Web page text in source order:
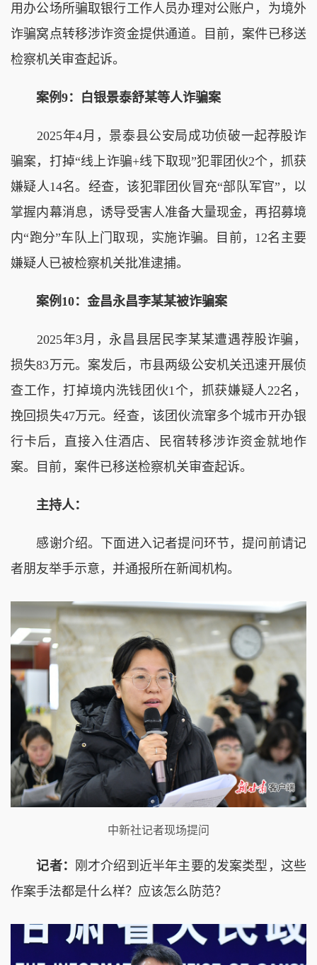
用办公场所骗取银行工作人员办理对公账户，为境外
诈骗窝点转移涉诈资金提供通道。目前，案件已移送
检察机关审查起诉。
案例9：白银景泰舒某等人诈骗案
2025年4月，景泰县公安局成功侦破一起荐股诈
骗案，打掉“线上诈骗+线下取现”犯罪团伙2个，抓获
嫌疑人14名。经查，该犯罪团伙冒充“部队军官”，以
掌握内幕消息，诱导受害人准备大量现金，再招募境
内“跑分”车队上门取现，实施诈骗。目前，12名主要
嫌疑人已被检察机关批准逮捕。
案例10：金昌永昌李某某被诈骗案
2025年3月，永昌县居民李某某遭遇荐股诈骗，
损失83万元。案发后，市县两级公安机关迅速开展侦
查工作，打掉境内洗钱团伙1个，抓获嫌疑人22名，
挽回损失47万元。经查，该团伙流窜多个城市开办银
行卡后，直接入住酒店、民宿转移涉诈资金就地作
案。目前，案件已移送检察机关审查起诉。
主持人：
感谢介绍。下面进入记者提问环节，提问前请记
者朋友举手示意，并通报所在新闻机构。
中新社记者现场提问
记者：
刚才介绍到近半年主要的发案类型，这些
作案手法都是什么样？应该怎么防范？